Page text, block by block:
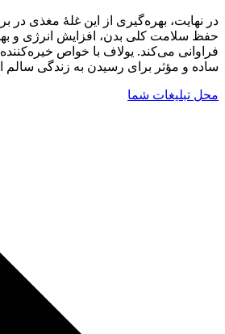
در نهایت، بهره‌گیری از این غلهٔ مغذی در
حفظ سلامت کلی بدن، افزایش انرژی و
فراوانی می‌کند. یولاف با خواص
ساده و مؤثر برای رسیدن به زندگی
محل تبلیغات شما